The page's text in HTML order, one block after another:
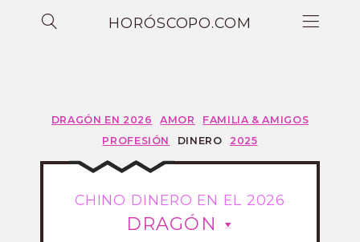
HORÓSCOPO.COM
DRAGÓN EN 2026 AMOR
FAMILIA & AMIGOS
PROFESIÓN
DINERO 2025
CHINO DINERO EN EL 2026
DRAGÓN